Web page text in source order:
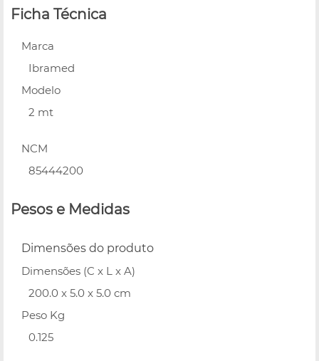
Ficha Técnica
Marca
Ibramed
Modelo
2 mt
NCM
85444200
Pesos e Medidas
Dimensões do produto
Dimensões (C x L x A)
200.0 x 5.0 x 5.0 cm
Peso Kg
0.125